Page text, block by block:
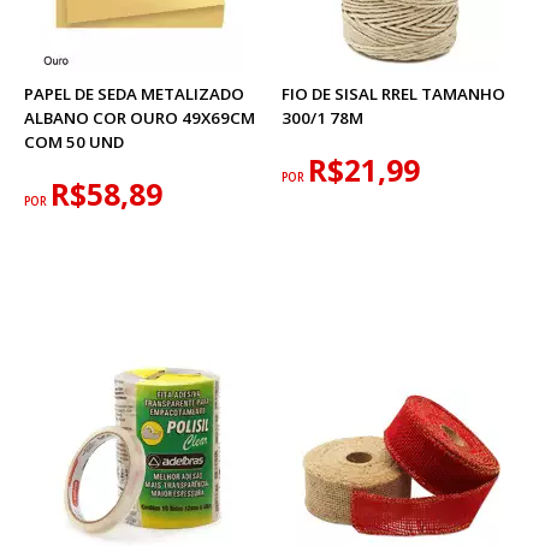
PAPEL DE SEDA METALIZADO
ALBANO COR OURO 49X69CM
COM 50 UND
POR R$58,89
FIO DE SISAL RREL TAMANHO
300/1 78M
POR R$21,99